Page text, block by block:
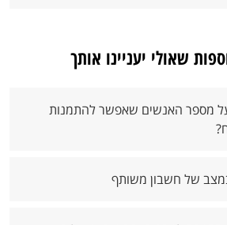
שאולי יעניינו אותך
מספר האנשים שאפשר להתמנות
של חשבון משותף